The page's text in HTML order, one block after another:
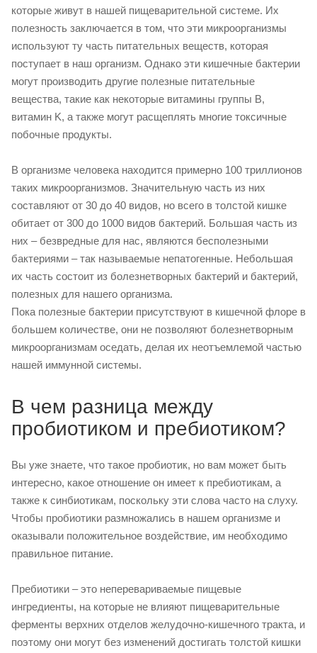
которые живут в нашей пищеварительной системе. Их
полезность заключается в том, что эти микроорганизмы
используют ту часть питательных веществ, которая
поступает в наш организм. Однако эти кишечные бактерии
могут производить другие полезные питательные
вещества, такие как некоторые витамины группы B,
витамин K, а также могут расщеплять многие токсичные
побочные продукты.
В организме человека находится примерно 100 триллионов
таких микроорганизмов. Значительную часть из них
составляют от 30 до 40 видов, но всего в толстой кишке
обитает от 300 до 1000 видов бактерий. Большая часть из
них – безвредные для нас, являются бесполезными
бактериями – так называемые непатогенные. Небольшая
их часть состоит из болезнетворных бактерий и бактерий,
полезных для нашего организма.
Пока полезные бактерии присутствуют в кишечной флоре в
большем количестве, они не позволяют болезнетворным
микроорганизмам оседать, делая их неотъемлемой частью
нашей иммунной системы.
В чем разница между
пробиотиком и пребиотиком?
Вы уже знаете, что такое пробиотик, но вам может быть
интересно, какое отношение он имеет к пребиотикам, а
также к синбиотикам, поскольку эти слова часто на слуху.
Чтобы пробиотики размножались в нашем организме и
оказывали положительное воздействие, им необходимо
правильное питание.
Пребиотики – это неперевариваемые пищевые
ингредиенты, на которые не влияют пищеварительные
ферменты верхних отделов желудочно-кишечного тракта, и
поэтому они могут без изменений достигать толстой кишки